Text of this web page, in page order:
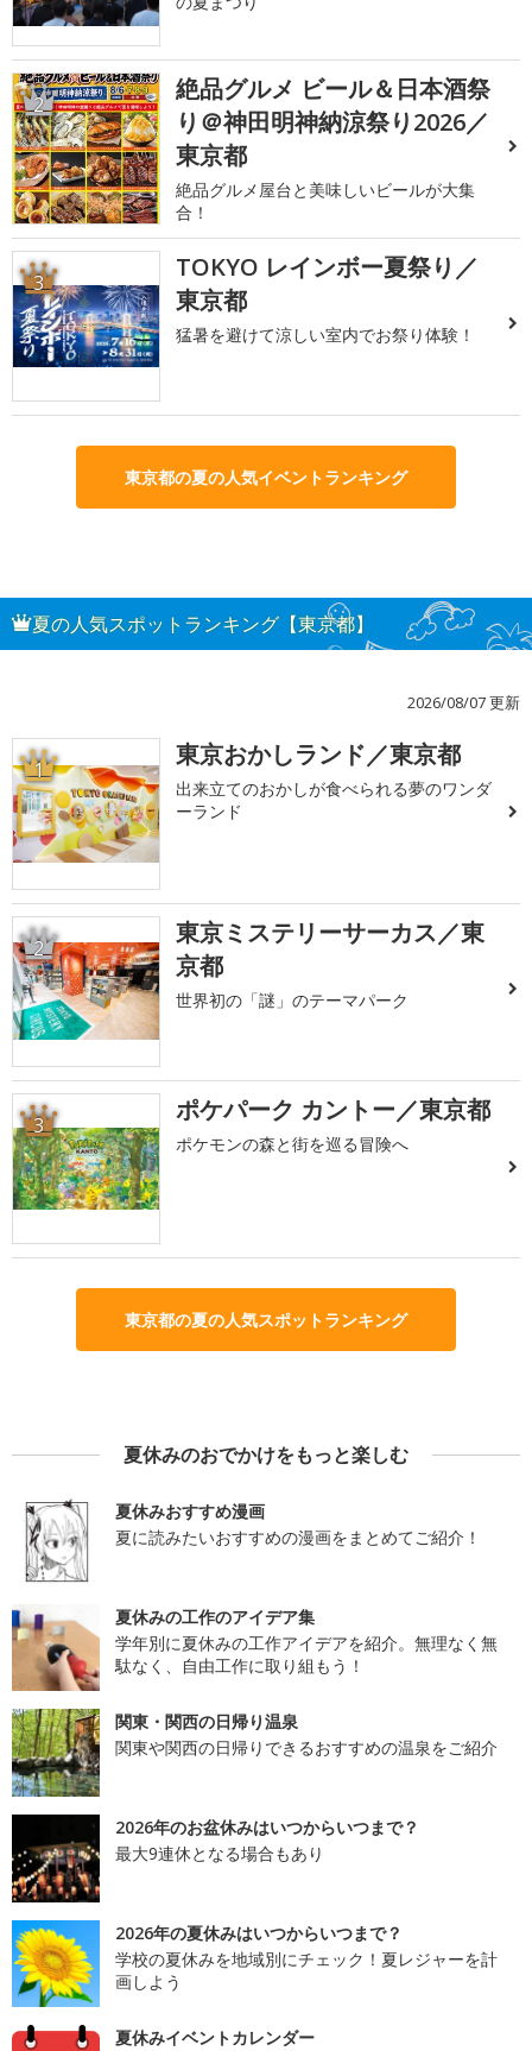
2
絶品グルメ ビール＆日本酒祭
り＠神田明神納涼祭り2026／
東京都
絶品グルメ屋台と美味しいビールが大集
合！
3
TOKYO レインボー夏祭り／
東京都
猛暑を避けて涼しい室内でお祭り体験！
東京都の夏の人気イベントランキング
夏の人気スポットランキング【東京都】
2026/08/07 更新
1 東京おかしランド／東京都
出来立てのおかしが食べられる夢のワンダ
ーランド
2
東京ミステリーサーカス／東
京都
世界初の「謎」のテーマパーク
3 ポケパーク カントー／東京都
ポケモンの森と街を巡る冒険へ
東京都の夏の人気スポットランキング
夏休みのおでかけをもっと楽しむ
夏休みおすすめ漫画
夏に読みたいおすすめの漫画をまとめてご紹介！
夏休みの工作のアイデア集
学年別に夏休みの工作アイデアを紹介。無理なく無
駄なく、自由工作に取り組もう！
関東・関西の日帰り温泉
関東や関西の日帰りできるおすすめの温泉をご紹介
2026年のお盆休みはいつからいつまで？
最大9連休となる場合もあり
2026年の夏休みはいつからいつまで？
学校の夏休みを地域別にチェック！夏レジャーを計
画しよう
夏休みイベントカレンダー